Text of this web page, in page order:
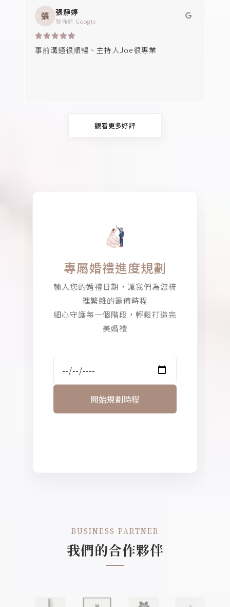
當天的小管家也配合的天衣無縫，也很會照顧
新人情緒，也會幫忙瞻前顧後的
張 張靜婷
發佈於 Google
事前溝通很順暢、主持人Joe很專業
觀看更多好評
專屬婚禮進度規劃
輸入您的婚禮日期，讓我們為您梳
理繁雜的籌備時程
細心守護每一個階段，輕鬆打造完
美婚禮
開始規劃時程
BUSINESS PARTNER
我們的合作夥伴